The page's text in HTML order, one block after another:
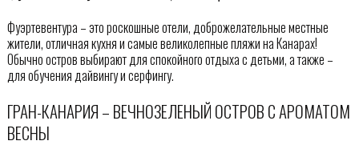
Фуэртевентура – это роскошные отели, доброжелательные местные
жители, отличная кухня и самые великолепные пляжи на Канарах!
Обычно остров выбирают для спокойного отдыха с детьми, а также –
для обучения дайвингу и серфингу.
ГРАН-КАНАРИЯ – ВЕЧНОЗЕЛЕНЫЙ ОСТРОВ С АРОМАТОМ
ВЕСНЫ